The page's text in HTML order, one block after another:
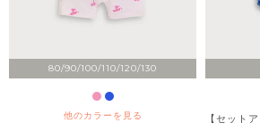
80/90/100/110/120/130
他のカラーを見る
【セット